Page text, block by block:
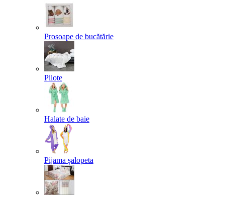
Prosoape de bucătărie
Pilote
Halate de baie
Pijama șalopeta